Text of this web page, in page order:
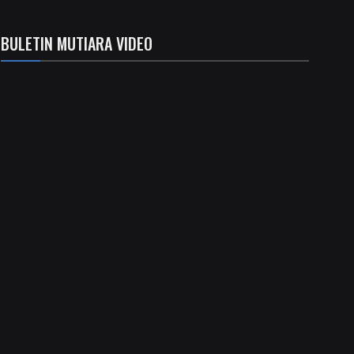
BULETIN MUTIARA VIDEO